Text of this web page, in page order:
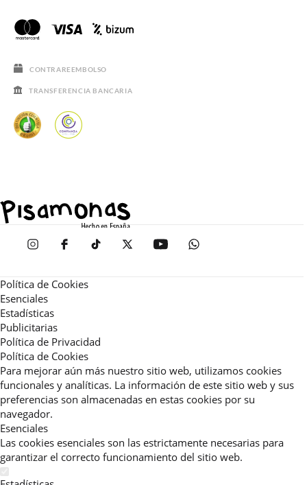
CONTRAREEMBOLSO
TRANSFERENCIA BANCARIA
Política de Cookies
Esenciales
Estadísticas
Publicitarias
Política de Privacidad
Política de Cookies
Para mejorar aún más nuestro sitio web, utilizamos cookies
funcionales y analíticas. La información de este sitio web y sus
preferencias son almacenadas en estas cookies por su
navegador.
Esenciales
Las cookies esenciales son las estrictamente necesarias para
garantizar el correcto funcionamiento del sitio web.